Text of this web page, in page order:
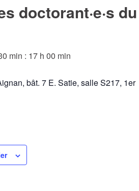
doctorant·e·s du
min : 17 h 00 min
bât. 7 E. Satie, salle S217, 1er